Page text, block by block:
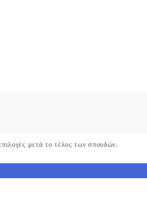
επιλογές μετά το τέλος των σπουδών.